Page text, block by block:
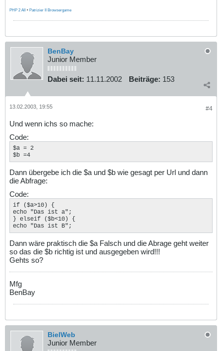
PHP 2 All • Patrizier II Browsergame
BenBay
Junior Member
Dabei seit: 11.11.2002 Beiträge: 153
#4
13.02.2003, 19:55
Und wenn ichs so mache:
Code:
$a = 2
$b =4
Dann übergebe ich die $a und $b wie gesagt per Url und dann
die Abfrage:
Code:
if ($a>10) {
echo "Das ist a";
} elseif ($b<10) {
echo "Das ist B";
Dann wäre praktisch die $a Falsch und die Abrage geht weiter
so das die $b richtig ist und ausgegeben wird!!!
Gehts so?
Mfg
BenBay
BielWeb
Junior Member